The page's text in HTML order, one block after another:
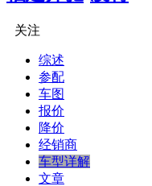
关注
综述
参配
车图
报价
降价
经销商
车型详解
文章